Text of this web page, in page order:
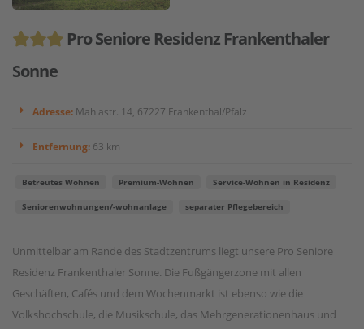
Pro Seniore Residenz Frankenthaler
Sonne
Adresse: Mahlastr. 14, 67227 Frankenthal/Pfalz
Entfernung: 63 km
Betreutes Wohnen Premium-Wohnen Service-Wohnen in Residenz
Seniorenwohnungen/-wohnanlage separater Pflegebereich
Unmittelbar am Rande des Stadtzentrums liegt unsere Pro Seniore
Residenz Frankenthaler Sonne. Die Fußgängerzone mit allen
Geschäften, Cafés und dem Wochenmarkt ist ebenso wie die
Volkshochschule, die Musikschule, das Mehrgenerationenhaus und